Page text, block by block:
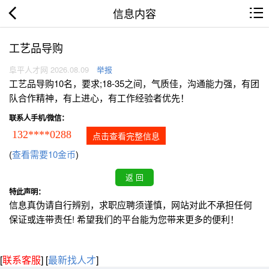
信息内容
工艺品导购
阜平人才网 2026.08.09 举报
工艺品导购10名，要求;18-35之间，气质佳，沟通能力强，有团
队合作精神，有上进心，有工作经验者优先！
联系人手机/微信：
132****0288 点击查看完整信息
(查看需要10金币)
特此声明：
信息真伪请自行辨别，求职应聘须谨慎，网站对此不承担任何
保证或连带责任! 希望我们的平台能为您带来更多的便利！
[联系客服] [最新找人才]